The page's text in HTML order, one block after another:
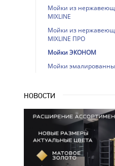
Мойки из
MIXLINE
Мойки из
MIXLINE ПРО
Мойки ЭКОНОМ
Мойки
НОВОСТИ